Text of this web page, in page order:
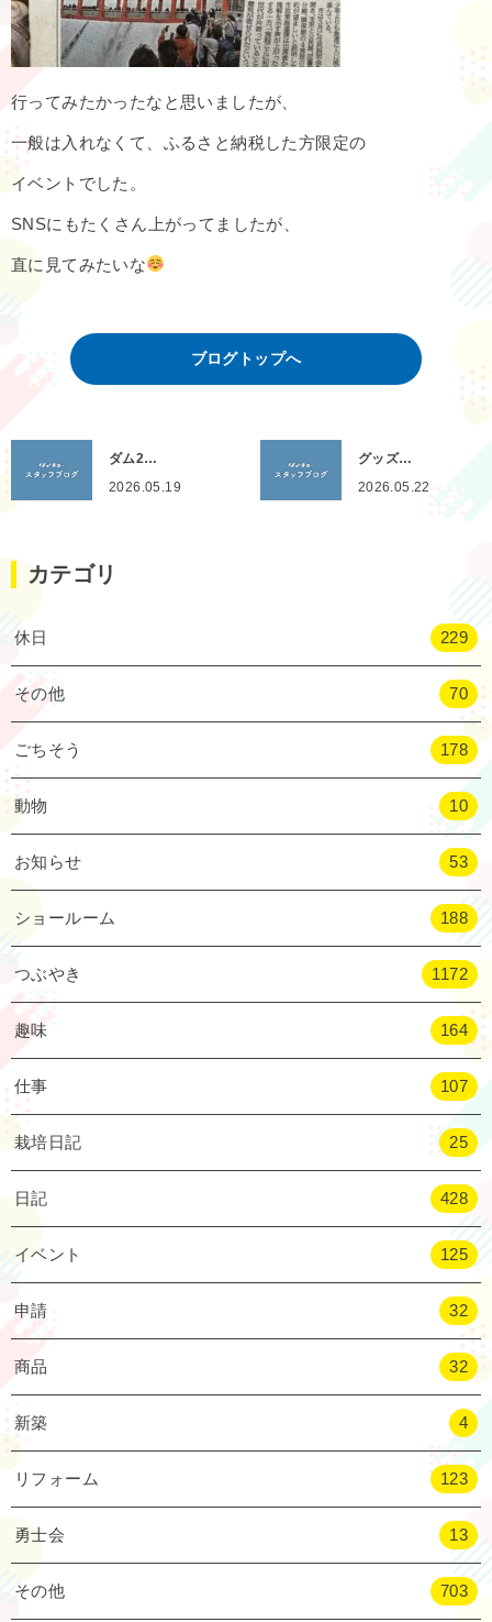
行ってみたかったなと思いましたが、
一般は入れなくて、ふるさと納税した方限定の
イベントでした。
SNSにもたくさん上がってましたが、
直に見てみたいな
ブログトップへ
ダム2…
2026.05.19
グッズ…
2026.05.22
カテゴリ
休日 229
その他 70
ごちそう 178
動物 10
お知らせ 53
ショールーム 188
つぶやき 1172
趣味 164
仕事 107
栽培日記 25
日記 428
イベント 125
申請 32
商品 32
新築 4
リフォーム 123
勇士会 13
その他 703